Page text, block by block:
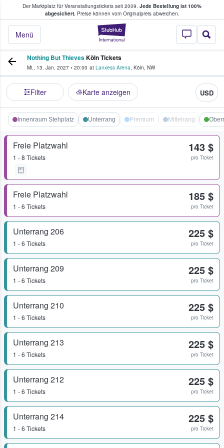
Der Marktplatz für Veranstaltungstickets seit 2009. Jede Bestellung ist 100%
abgesichert.Preise können vom Originalpreis abweichen.
StubHub - Wo
Menü
Tickets kaufen & verkaufen
Nothing But ThievesKöln Tickets
Mi., 13. Jan. 2027 • 20:00 at Lanxess Arena, Köln, NW
Filter Karte anzeigen USD
Innenraum Stehplatz Unterrang Premium Mittelrang
Freie Platzwahl
1 - 8 Tickets
143 $
pro Ticket
Freie Platzwahl
1 - 6 Tickets
185 $
pro Ticket
Unterrang 206
1 - 6 Tickets
225 $
pro Ticket
Unterrang 209
1 - 6 Tickets
225 $
pro Ticket
Unterrang 210
1 - 6 Tickets
225 $
pro Ticket
Unterrang 213
1 - 6 Tickets
225 $
pro Ticket
Unterrang 212
1 - 6 Tickets
225 $
pro Ticket
Unterrang 214
1 - 6 Tickets
225 $
pro Ticket